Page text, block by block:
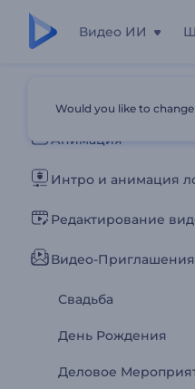
Видео ИИ
Все шаблоны
Анимация
Интро и анимация
Редактирование
Видео-Приглашения
Свадьба
День Рождения
Деловое
Would you like to